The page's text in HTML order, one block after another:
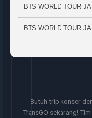
BTS WORLD TOUR
BTS WORLD TOUR
Butuh trip konser
TransGO sekarang!